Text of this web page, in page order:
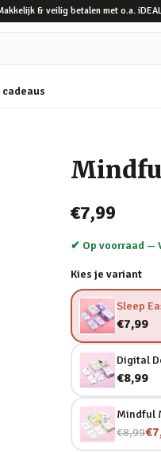
& veilig betalen met o.a.
€7,99
✔ Op voorraad —
Kies je variant
Sleep
€7,99
Digital
€8,99
Mindful
€8,99
Nu voor